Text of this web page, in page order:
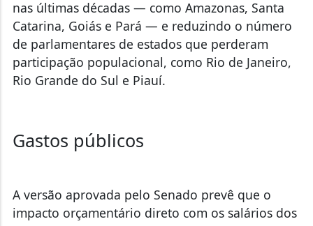
nas últimas décadas — como Amazonas, Santa
Catarina, Goiás e Pará — e reduzindo o número
de parlamentares de estados que perderam
participação populacional, como Rio de Janeiro,
Rio Grande do Sul e Piauí.
Gastos públicos
A versão aprovada pelo Senado prevê que o
impacto orçamentário direto com os salários dos